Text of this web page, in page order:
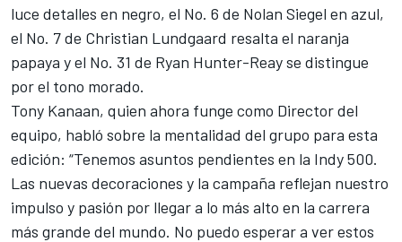
luce detalles en negro, el No. 6 de Nolan Siegel en azul,
el No. 7 de Christian Lundgaard resalta el naranja
papaya y el No. 31 de Ryan Hunter-Reay se distingue
por el tono morado.
Tony Kanaan, quien ahora funge como Director del
equipo, habló sobre la mentalidad del grupo para esta
edición: “Tenemos asuntos pendientes en la Indy 500.
Las nuevas decoraciones y la campaña reflejan nuestro
impulso y pasión por llegar a lo más alto en la carrera
más grande del mundo. No puedo esperar a ver estos